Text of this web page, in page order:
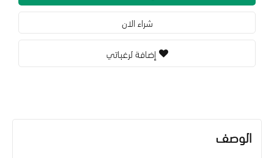
شراء الان
إضافة لرغباتي
الوصف